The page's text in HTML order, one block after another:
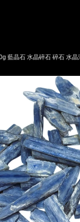
藍晶石 水晶碎石 碎石 水